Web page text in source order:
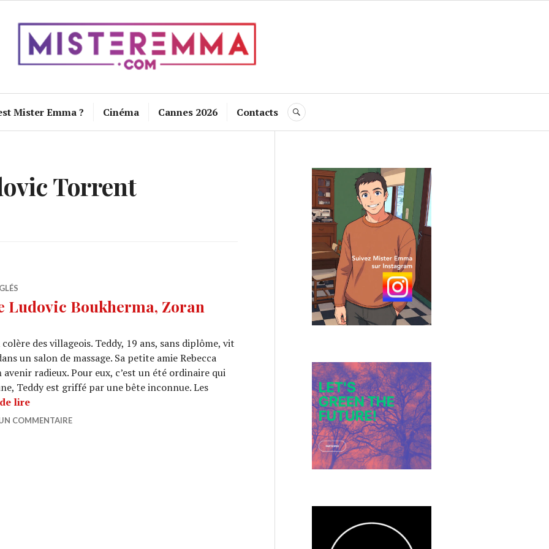
Mister Emma ? Cinéma Cannes 2026 Contacts RECHERCHE
Torrent
Ludovic Boukherma, Zoran
des villageois. Teddy, 19 ans, sans diplôme, vit
un salon de massage. Sa petite amie Rebecca
radieux. Pour eux, c’est un été ordinaire qui
Teddy est griffé par une bête inconnue. Les
lireCINEMA : « Teddy » de Ludovic Boukherma, Zoran Boukherma
COMMENTAIRE